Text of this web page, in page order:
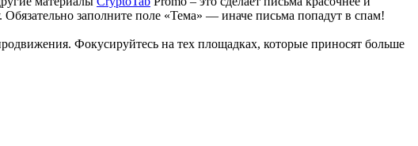
Обязательно заполните поле «Тема» — иначе письма попадут в спам!
Фокусируйтесь на тех площадках, которые приносят больше